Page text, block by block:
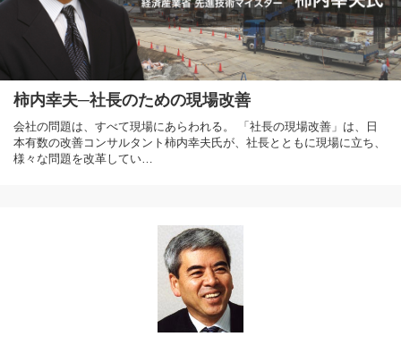
柿内幸夫─社長のための現場改善
会社の問題は、すべて現場にあらわれる。 「社長の現場改善」は、日
本有数の改善コンサルタント柿内幸夫氏が、社長とともに現場に立ち、
様々な問題を改革してい…